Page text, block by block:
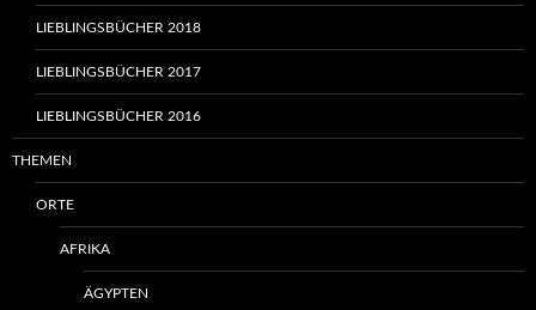
LIEBLINGSBÜCHER 2018
LIEBLINGSBÜCHER 2017
LIEBLINGSBÜCHER 2016
THEMEN
ORTE
AFRIKA
ÄGYPTEN